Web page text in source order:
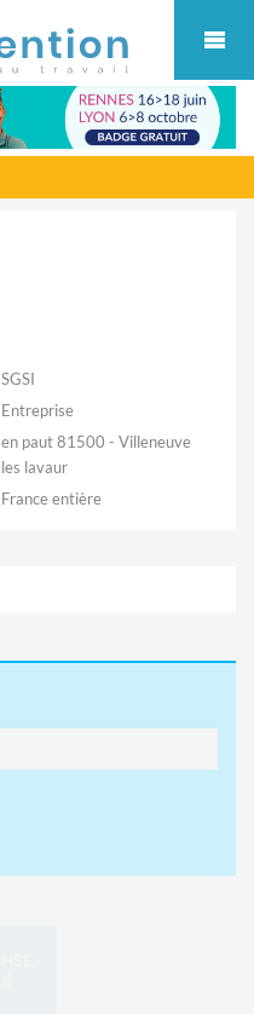
SGSI
Entreprise
en paut 81500 - Villeneuve
les lavaur